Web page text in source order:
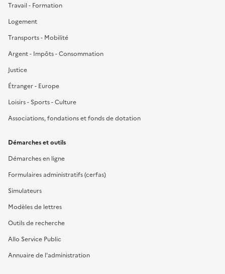
Travail - Formation
Logement
Transports - Mobilité
Argent - Impôts - Consommation
Justice
Étranger - Europe
Loisirs - Sports - Culture
Associations, fondations et fonds de dotation
Démarches et outils
Démarches en ligne
Formulaires administratifs (cerfas)
Simulateurs
Modèles de lettres
Outils de recherche
Allo Service Public
Annuaire de l'administration